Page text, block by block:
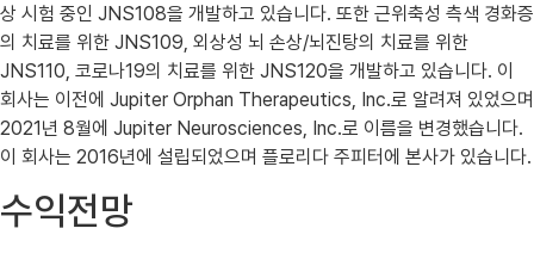
상 시험 중인 JNS108을 개발하고 있습니다. 또한 근위축성 측색 경화증
의 치료를 위한 JNS109, 외상성 뇌 손상/뇌진탕의 치료를 위한
JNS110, 코로나19의 치료를 위한 JNS120을 개발하고 있습니다. 이
회사는 이전에 Jupiter Orphan Therapeutics, Inc.로 알려져 있었으며
2021년 8월에 Jupiter Neurosciences, Inc.로 이름을 변경했습니다.
이 회사는 2016년에 설립되었으며 플로리다 주피터에 본사가 있습니다.
수익전망